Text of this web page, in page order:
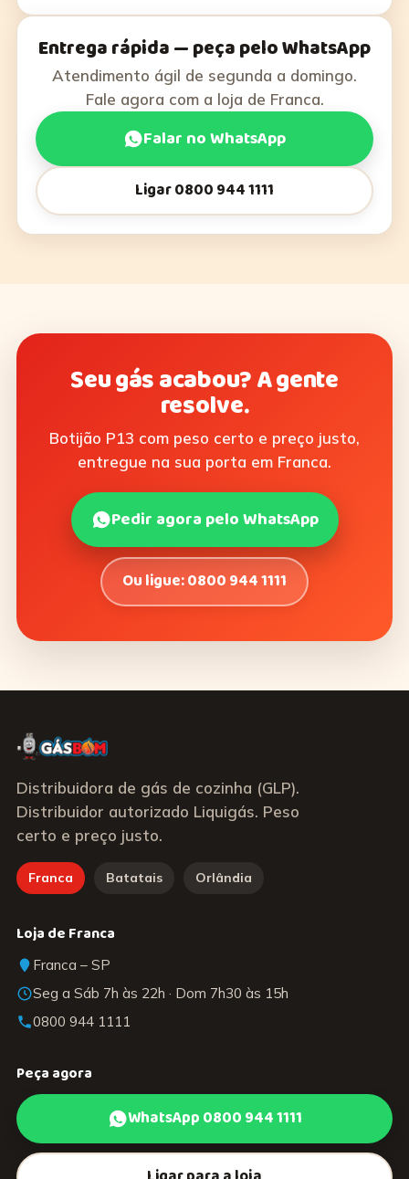
Entrega rápida — peça pelo WhatsApp
Atendimento ágil de segunda a domingo.
Fale agora com a loja de Franca.
Falar no WhatsApp
Ligar 0800 944 1111
Seu gás acabou? A gente
resolve.
Botijão P13 com peso certo e preço justo,
entregue na sua porta em Franca.
Pedir agora pelo WhatsApp
Ou ligue: 0800 944 1111
Distribuidora de gás de cozinha (GLP).
Distribuidor autorizado Liquigás. Peso
certo e preço justo.
Franca Batatais Orlândia
Loja de Franca
Franca – SP
Seg a Sáb 7h às 22h · Dom 7h30 às 15h
0800 944 1111
Peça agora
WhatsApp 0800 944 1111